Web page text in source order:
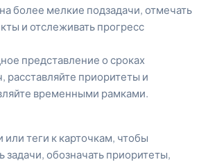
более мелкие подзадачи, отмечать
и отслеживать прогресс
представление о сроках
расставляйте приоритеты и
временными рамками.
теги к карточкам, чтобы
задачи, обозначать приоритеты,